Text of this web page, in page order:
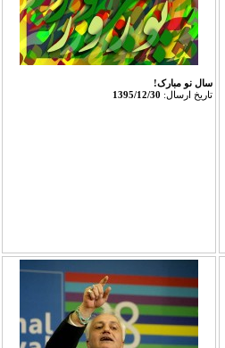
سال نو مبارک!
تاريخ ارسال: 1395/12/30